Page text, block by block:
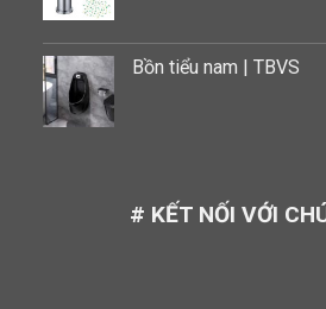
Bồn tiểu nam | TBVS
# KẾT NỐI VỚI